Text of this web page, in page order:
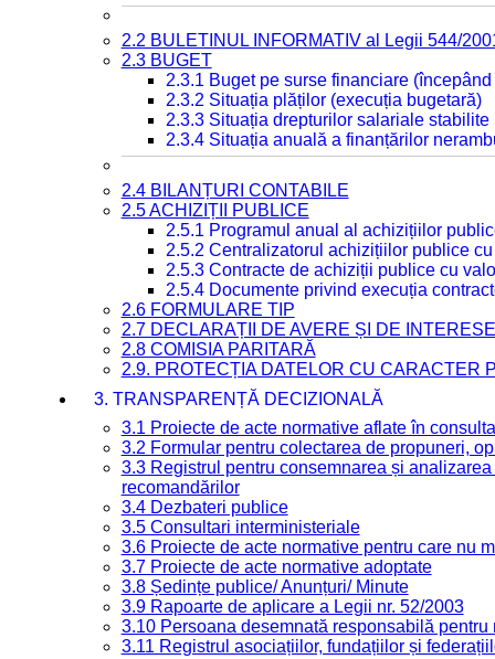
2.2 BULETINUL INFORMATIV al Legii 544/
2.3 BUGET
2.3.1 Buget pe surse financiare
2.3.2 Situația plăților (execuția bugetară)
2.3.3 Situația drepturilor salariale
2.3.4 Situația anuală a finanțărilor
2.4 BILANȚURI CONTABILE
2.5 ACHIZIȚII PUBLICE
2.5.1 Programul anual al achizițiilor
2.5.2 Centralizatorul achizițiilor publice
2.5.3 Contracte de achiziții publice cu
2.5.4 Documente privind execuția
2.6 FORMULARE TIP
2.7 DECLARAȚII DE AVERE ȘI DE INTERESE
2.8 COMISIA PARITARĂ
2.9. PROTECȚIA DATELOR CU CARACTER
3. TRANSPARENȚĂ DECIZIONALĂ
3.1 Proiecte de acte normative aflate în
3.2 Formular pentru colectarea de propuneri,
3.3 Registrul pentru consemnarea și
recomandărilor
3.4 Dezbateri publice
3.5 Consultari interministeriale
3.6 Proiecte de acte normative pentru care nu
3.7 Proiecte de acte normative adoptate
3.8 Ședințe publice/ Anunțuri/ Minute
3.9 Rapoarte de aplicare a Legii nr. 52/2003
3.10 Persoana desemnată responsabilă
3.11 Registrul asociațiilor, fundațiilor și